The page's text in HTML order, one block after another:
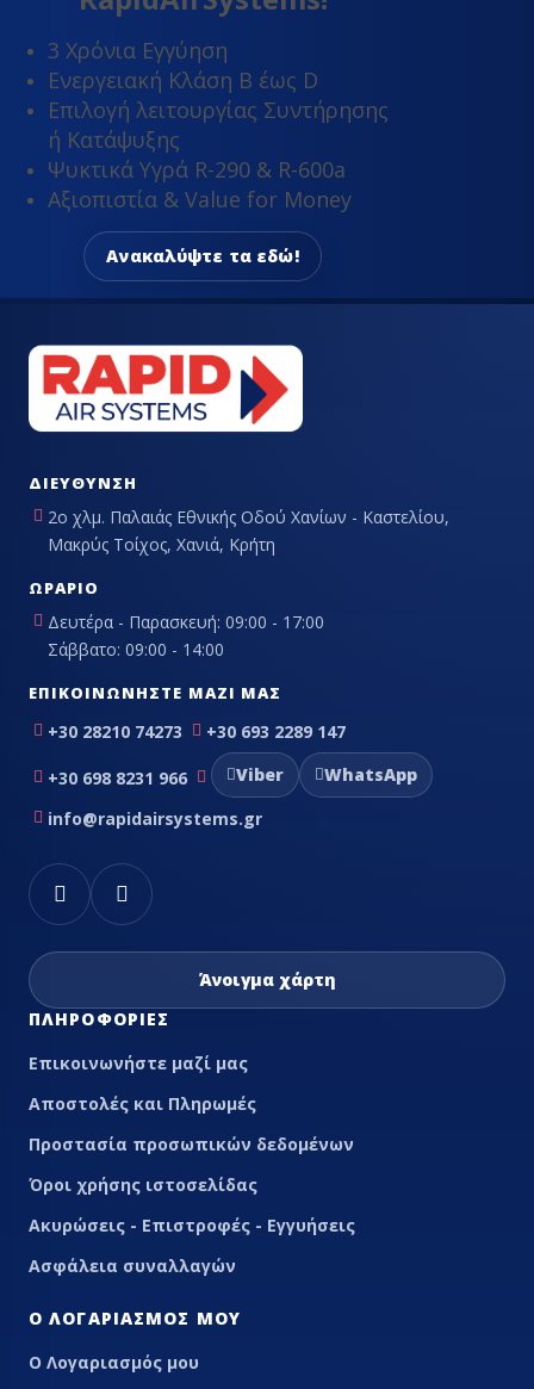
3 Χρόνια Εγγύηση
Ενεργειακή Κλάση Β έως D
Επιλογή λειτουργίας Συντήρησης
ή Κατάψυξης
Ψυκτικά Υγρά R-290 & R-600a
Αξιοπιστία & Value for Money
Ανακαλύψτε τα εδώ!
ΔΙΕΎΘΥΝΣΗ
2ο χλμ. Παλαιάς Εθνικής Οδού Χανίων - Καστελίου,
Μακρύς Τοίχος, Χανιά, Κρήτη
ΩΡΆΡΙΟ
Δευτέρα - Παρασκευή: 09:00 - 17:00
Σάββατο: 09:00 - 14:00
ΕΠΙΚΟΙΝΩΝΉΣΤΕ ΜΑΖΊ ΜΑΣ
+30 28210 74273 +30 693 2289 147
+30 698 8231 966 Viber
WhatsApp
info@rapidairsystems.gr
Άνοιγμα χάρτη
ΠΛΗΡΟΦΟΡΊΕΣ
Επικοινωνήστε μαζί μας
Αποστολές και Πληρωμές
Προστασία προσωπικών δεδομένων
Όροι χρήσης ιστοσελίδας
Ακυρώσεις - Επιστροφές - Εγγυήσεις
Ασφάλεια συναλλαγών
Ο ΛΟΓΑΡΙΑΣΜΌΣ ΜΟΥ
Ο Λογαριασμός μου